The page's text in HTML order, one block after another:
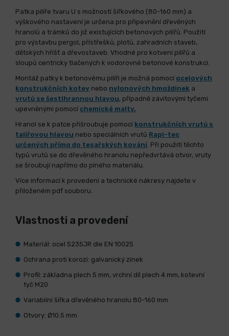
Patka pilíře tvaru U s možností šířkového (80-160 mm) a
výškového nastavení je určena pro připevnění dřevěných
hranolů a trámků do již existujících betonových pilířů. Použití
pro výstavbu pergol, přístřešků, plotů, zahradních staveb,
dětských hřišť a dřevostaveb. Vhodné pro kotvení pilířů a
sloupů centricky tlačených k vodorovné betonové konstrukci.
Montáž patky k betonovému pilíři je možná pomocí ocelových
konstrukčních kotev nebo nylonových hmoždinek a
vrutů se šestihrannou hlavou, případně závitovými tyčemi
upevněnými pomocí chemické malty.
Hranol se k patce přišroubuje pomocí konstrukčních vrutů s
talířovou hlavou nebo speciálních vrutů Rapi-tec
určených přímo do tesařských kování. Při použití těchto
typů vrutů se do dřevěného hranolu nepředvrtává otvor, vruty
se šroubují napřímo do plného materiálu.
Více informací k provedení a technické nákresy najdete v
přiloženém pdf souboru.
Vlastnosti a provedení
Materiál: ocel S235JR dle EN 10025
Ochrana proti korozi: galvanický zinek
Profil: základna plech 5 mm, vrchní díl plech 4 mm, kotevní
tyč M20
Variabilní šířka dřevěného hranolu 80-160 mm
Otvory: Ø10.5 mm